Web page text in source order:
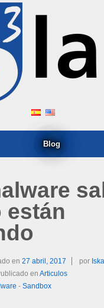
Blog
están
en 27 abril, 2017 por
en Articulos
- Sandbox